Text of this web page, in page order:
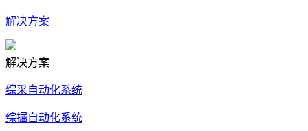
解决方案
解决方案
综采自动化系统
综掘自动化系统